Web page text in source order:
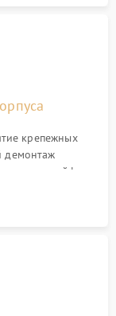
крепежных
демонтаж
шлейфов
катушкам